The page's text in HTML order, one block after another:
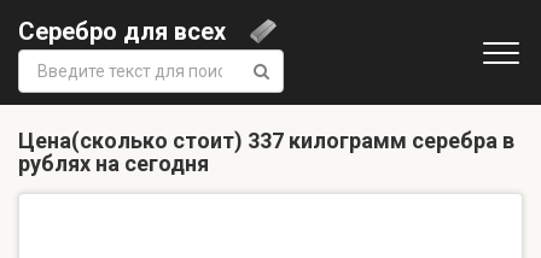
Серебро для всех
Поиск:
Цена(сколько стоит) 337 килограмм серебра в
рублях на сегодня